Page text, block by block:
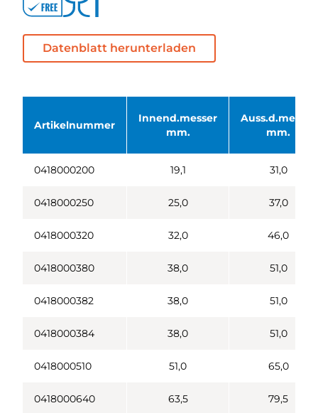
Datenblatt herunterladen
Artikelnummer
Innend.messer
mm.
Auss.d.messer
mm.
0418000200 19,1 31,0
0418000250 25,0 37,0
0418000320 32,0 46,0
0418000380 38,0 51,0
0418000382 38,0 51,0
0418000384 38,0 51,0
0418000510 51,0 65,0
0418000640 63,5 79,5